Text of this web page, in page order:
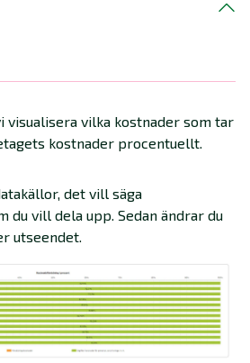
visualisera vilka kostnader som tar
kostnader procentuellt.
det vill säga
du vill dela upp. Sedan ändrar du
utseendet.